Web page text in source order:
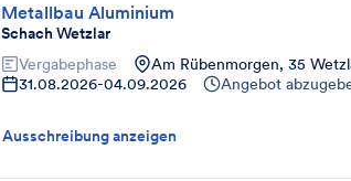
Metallbau Aluminium
Schach Wetzlar
Vergabephase Am Rübenmorgen, 35
31.08.2026-04.09.2026 Angebot
Ausschreibung anzeigen